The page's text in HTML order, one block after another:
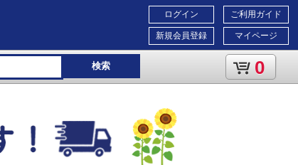
ご利用ガイド
マイページ
ログイン
新規会員登録
検索 0